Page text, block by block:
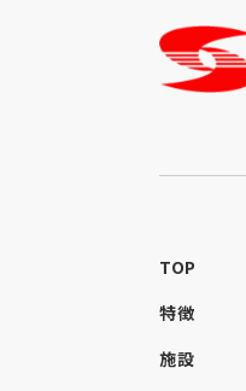
TOP
特徴
施設